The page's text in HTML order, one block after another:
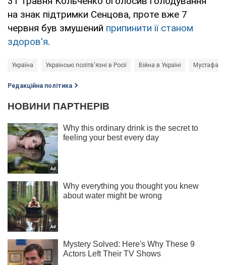
на знак підтримки Сенцова, проте вже 7
червня був змушений припинити її станом
здоров'я.
Україна Українські політв'язні в Росії Війна в Україні Мустафа
Редакційна політика